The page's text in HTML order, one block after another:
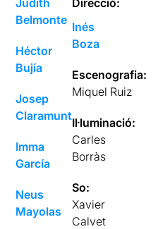
Belmonte
Héctor
Bujía
Josep
Claramunt
Imma
García
Neus
Mayolas
Inés
Boza
Escenografia:
Miquel Ruiz
Il·luminació:
Carles
Borràs
So:
Xavier
Calvet